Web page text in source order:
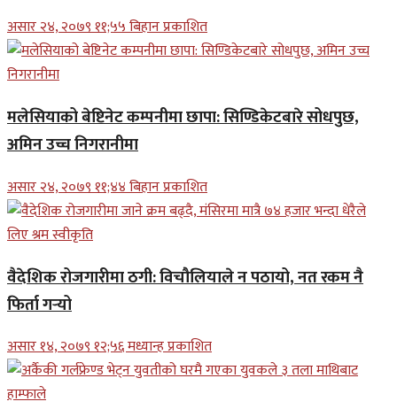
असार २४, २०७९ ११;५५ बिहान प्रकाशित
मलेसियाको बेष्टिनेट कम्पनीमा छापा: सिण्डिकेटबारे सोधपुछ,
अमिन उच्च निगरानीमा
असार २४, २०७९ ११;४४ बिहान प्रकाशित
वैदेशिक रोजगारीमा ठगी: विचौलियाले न पठायो, नत रकम नै
फिर्ता गर्‍यो
असार १४, २०७९ १२;५६ मध्यान्ह प्रकाशित